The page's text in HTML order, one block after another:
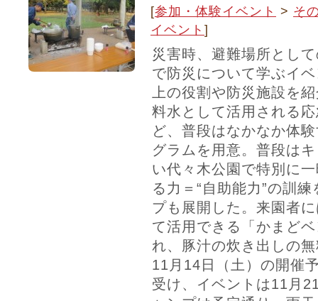
[参加・体験イベント > そ
イベント ]
災害時、避難場所とし
で防災について学ぶイ
上の役割や防災施設を
料水として活用される
ど、普段はなかなか体
グラムを用意。普段は
い代々木公園で特別に
る力＝“自助能力”の訓
プも展開した。来園者
て活用できる「かまど
れ、豚汁の炊き出しの
11月14日（土）の開催
受け、イベントは11月